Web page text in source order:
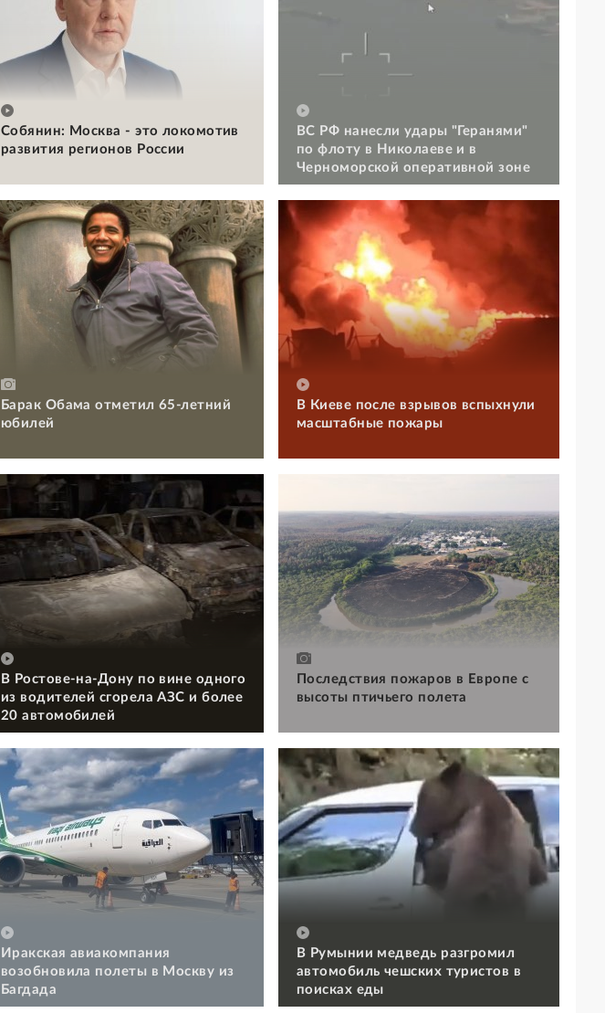
Собянин: Москва - это локомотив
развития регионов России
ВС РФ нанесли удары "Геранями"
по флоту в Николаеве и в
Черноморской оперативной зоне
Барак Обама отметил 65-летний
юбилей
В Киеве после взрывов вспыхнули
масштабные пожары
В Ростове-на-Дону по вине одного
из водителей сгорела АЗС и более
20 автомобилей
Последствия пожаров в Европе с
высоты птичьего полета
Иракская авиакомпания
возобновила полеты в Москву из
Багдада
В Румынии медведь разгромил
автомобиль чешских туристов в
поисках еды